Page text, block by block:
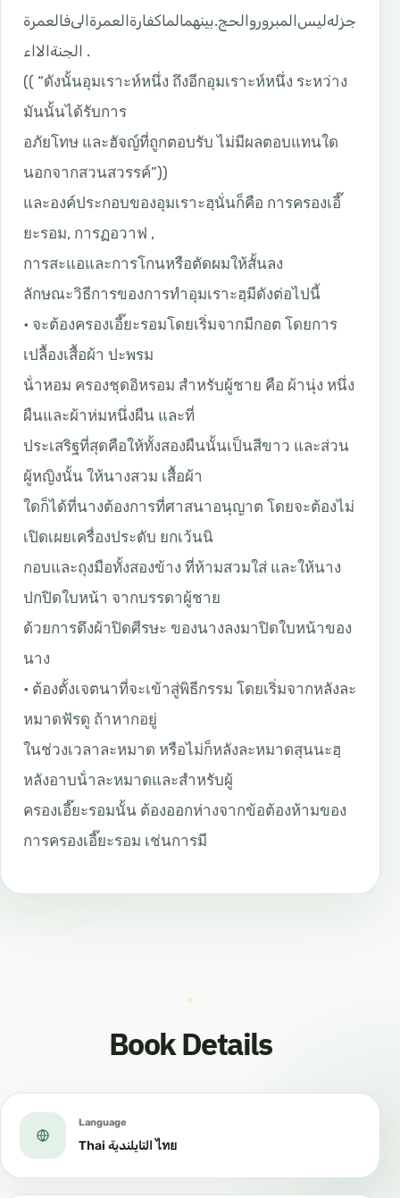
فالعمرةالىالعمرةكفارةلمابينهما.والحجالمبرورليسلهجز
اءالاالجنة .
(( “ดังนั้นอุมเราะห์หนึ่ง ถึงอีกอุมเราะห์หนึ่ง ระหว่าง
มันนั้นได้รับการ
อภัยโทษ และฮัจญ์ที่ถูกตอบรับ ไม่มีผลตอบแทนใด
นอกจากสวนสวรรค์”))
และองค์ประกอบของอุมเราะฮฺนั่นก็คือ การครองเอี๊
ยะรอม, การฏอวาฟ ,
การสะแอและการโกนหรือตัดผมให้สั้นลง
ลักษณะวิธีการของการทําอุมเราะฮฺมีดังต่อไปนี้
• จะต้องครองเอี๊ยะรอมโดยเริ่มจากมีกอต โดยการ
เปลื้องเสื้อผ้า ปะพรม
น้ําหอม ครองชุดอิหรอม สําหรับผู้ชาย คือ ผ้านุ่ง หนึ่ง
ผืนและผ้าห่มหนึ่งผืน และที่
ประเสริฐที่สุดคือให้ทั้งสองผืนนั้นเป็นสีขาว และส่วน
ผู้หญิงนั้น ให้นางสวม เสื้อผ้า
ใดก็ได้ที่นางต้องการที่ศาสนาอนุญาต โดยจะต้องไม่
เปิดเผยเครื่องประดับ ยกเว้นนิ
กอบและถุงมือทั้งสองข้าง ที่ห้ามสวมใส่ และให้นาง
ปกปิดใบหน้า จากบรรดาผู้ชาย
ด้วยการดึงผ้าปิดศีรษะ ของนางลงมาปิดใบหน้าของ
นาง
• ต้องตั้งเจตนาที่จะเข้าสู่พิธีกรรม โดยเริ่มจากหลังละ
หมาดฟัรดู ถ้าหากอยู่
ในช่วงเวลาละหมาด หรือไม่ก็หลังละหมาดสุนนะฮฺ
หลังอาบน้ําละหมาดและสําหรับผู้
ครองเอี๊ยะรอมนั้น ต้องออกห่างจากข้อต้องห้ามของ
การครองเอี๊ยะรอม เช่นการมี
Book Details
Language
Thai التايلندية ไทย